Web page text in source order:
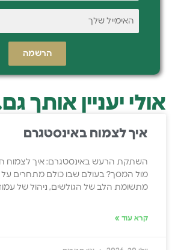
הרשמה
אולי יעניין אותך
איך לצמוח באינסטגרם
השתקת הרעש באינסטגרם: איך לצמוח
מול המסך? בעולם שבו כולם מתחרים על
מתשומת הלב של הגולשים, ניהול של
קרא עוד »